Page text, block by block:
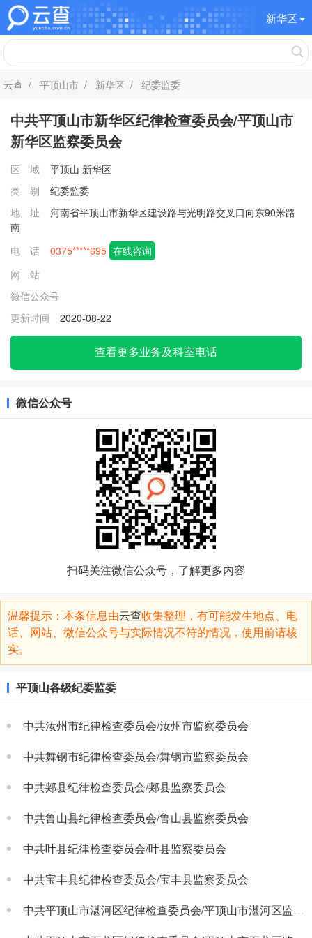
新华区
云查 / 平顶山市 / 新华区 / 纪委监委
中共平顶山市新华区纪律检查委员会/平顶山市
新华区监察委员会
区 域 平顶山 新华区
类 别
纪委监委
地 址
河南省平顶山市新华区建设路与光明路交叉口向东90米路
南
电 话
0375*****695 在线咨询
网 站
微信公众号
更新时间
2020-08-22
查看更多业务及科室电话
微信公众号
扫码关注微信公众号，了解更多内容
温馨提示：本条信息由云查收集整理，有可能发生地点、电
话、网站、微信公众号与实际情况不符的情况，使用前请核
实。
平顶山各级纪委监委
中共汝州市纪律检查委员会/汝州市监察委员会
中共舞钢市纪律检查委员会/舞钢市监察委员会
中共郏县纪律检查委员会/郏县监察委员会
中共鲁山县纪律检查委员会/鲁山县监察委员会
中共叶县纪律检查委员会/叶县监察委员会
中共宝丰县纪律检查委员会/宝丰县监察委员会
中共平顶山市湛河区纪律检查委员会/平顶山市湛河区监察委员会